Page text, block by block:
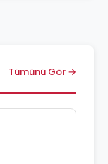
Tümünü Gör →